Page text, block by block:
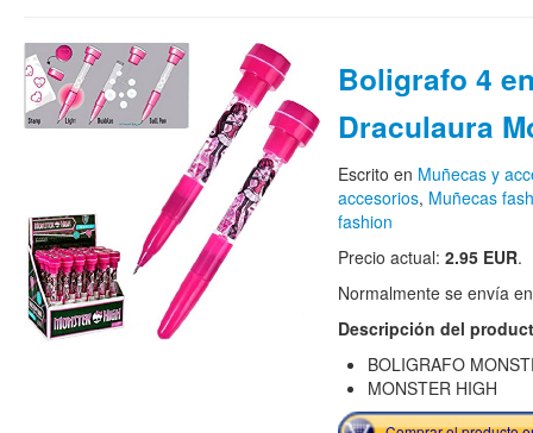
Boligrafo 4
Draculaura
Escrito en Muñecas y
accesorios, Muñecas
fashion
Precio actual: 2.95 EUR.
Normalmente se envía
Descripción del
BOLIGRAFO
MONSTER HIGH